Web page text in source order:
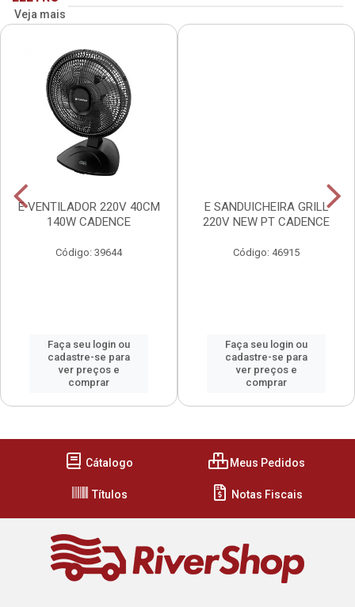
Veja mais
E VENTILADOR 220V 40CM
140W CADENCE
Código: 39644
Faça seu login ou
cadastre-se para
ver preços e
comprar
E SANDUICHEIRA GRILL
220V NEW PT CADENCE
Código: 46915
Faça seu login ou
cadastre-se para
ver preços e
comprar
Cátalogo Meus Pedidos
Títulos Notas Fiscais